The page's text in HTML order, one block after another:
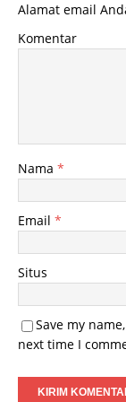
Alamat email
Komentar
Nama *
Email *
Situs
Save my
next time I